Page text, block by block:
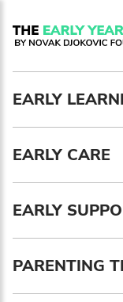
EARLY
EARLY CARE
EARLY
PARENTING